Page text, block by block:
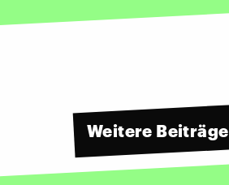
Weitere Beiträge